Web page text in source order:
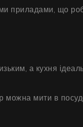
приладами, що
а кухня
можна мити в